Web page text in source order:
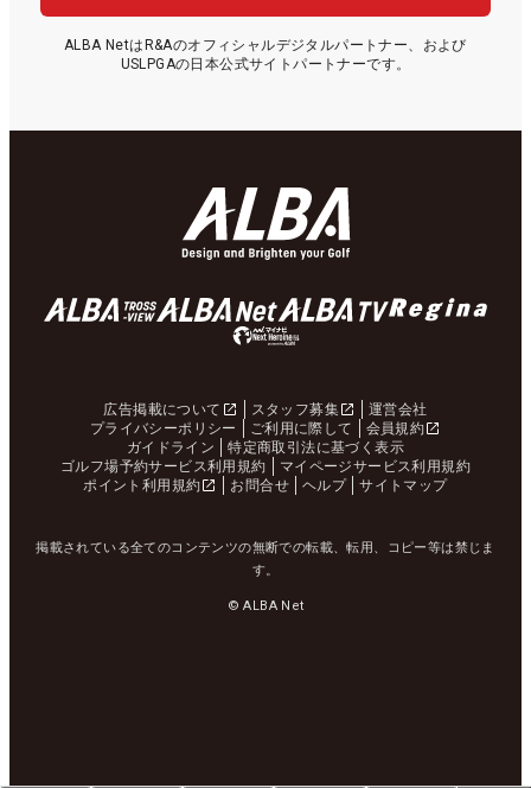
ALBA NetはR&Aのオフィシャルデジタルパートナー、および
USLPGAの日本公式サイトパートナーです。
広告掲載について スタッフ募集
運営会社
プライバシーポリシー
ご利用に際して
会員規約
ガイドライン
特定商取引法に基づく表示
ゴルフ場予約サービス利用規約
マイページサービス利用規約
ポイント利用規約
お問合せ ヘルプ サイトマップ
掲載されている全てのコンテンツの無断での転載、転用、コピー等は禁じま
す。
© ALBA Net